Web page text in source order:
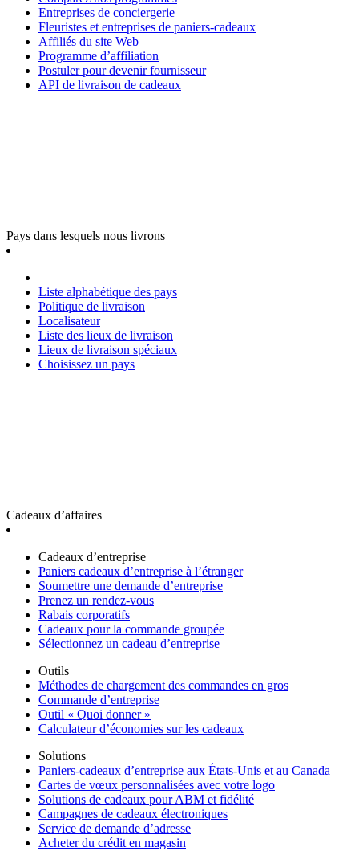
Entreprises de conciergerie
Fleuristes et entreprises de paniers-cadeaux
Affiliés du site Web
Programme d’affiliation
Postuler pour devenir fournisseur
API de livraison de cadeaux
Pays dans lesquels nous livrons
Liste alphabétique des pays
Politique de livraison
Localisateur
Liste des lieux de livraison
Lieux de livraison spéciaux
Choisissez un pays
Cadeaux d’affaires
Cadeaux d’entreprise
Paniers cadeaux d’entreprise à l’étranger
Soumettre une demande d’entreprise
Prenez un rendez-vous
Rabais corporatifs
Cadeaux pour la commande groupée
Sélectionnez un cadeau d’entreprise
Outils
Méthodes de chargement des commandes en gros
Commande d’entreprise
Outil « Quoi donner »
Calculateur d’économies sur les cadeaux
Solutions
Paniers-cadeaux d’entreprise aux États-Unis et au Canada
Cartes de vœux personnalisées avec votre logo
Solutions de cadeaux pour ABM et fidélité
Campagnes de cadeaux électroniques
Service de demande d’adresse
Acheter du crédit en magasin